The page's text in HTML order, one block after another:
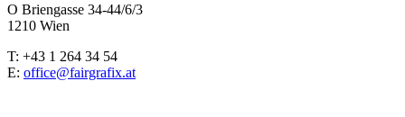
O Briengasse 34-44/6/3
1210 Wien
T: +43 1 264 34 54
E: office@fairgrafix.at